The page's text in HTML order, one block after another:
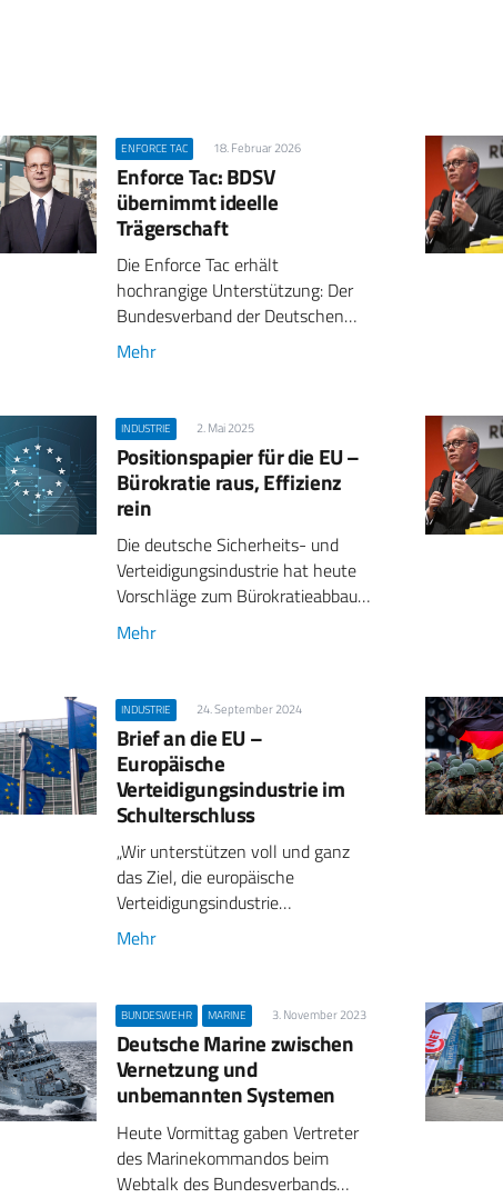
ENFORCE TAC 18. Februar 2026
Enforce Tac: BDSV
übernimmt ideelle
Trägerschaft
Die Enforce Tac erhält
hochrangige Unterstützung: Der
Bundesverband der Deutschen…
Mehr
INDUSTRIE 2. Mai 2025
Positionspapier für die EU –
Bürokratie raus, Effizienz
rein
Die deutsche Sicherheits- und
Verteidigungsindustrie hat heute
Vorschläge zum Bürokratieabbau…
Mehr
INDUSTRIE 24. September 2024
Brief an die EU –
Europäische
Verteidigungsindustrie im
Schulterschluss
„Wir unterstützen voll und ganz
das Ziel, die europäische
Verteidigungsindustrie…
Mehr
BUNDESWEHR MARINE 3. November 2023
Deutsche Marine zwischen
Vernetzung und
unbemannten Systemen
Heute Vormittag gaben Vertreter
des Marinekommandos beim
Webtalk des Bundesverbands…